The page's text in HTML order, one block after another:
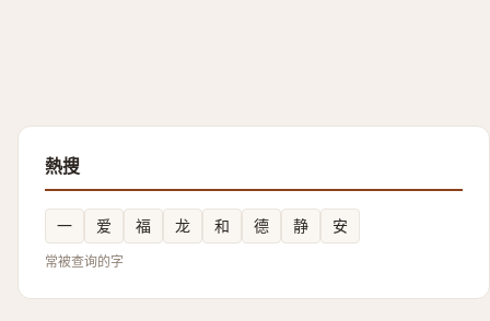
熱搜
一 爱 福 龙 和 德 静 安
常被查询的字